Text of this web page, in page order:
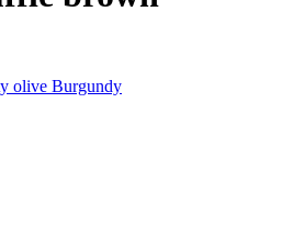
olive Burgundy